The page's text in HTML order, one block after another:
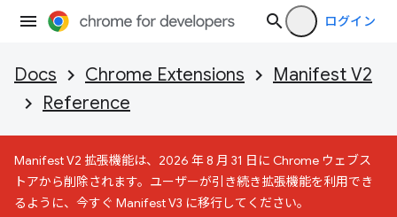
ログイン
Docs Chrome Extensions
Manifest V2
Reference
Manifest V2 拡張機能は、2026 年 8 月 31 日に Chrome ウェブス
トアから削除されます。ユーザーが引き続き拡張機能を利用でき
るように、今すぐ Manifest V3 に移行してください。